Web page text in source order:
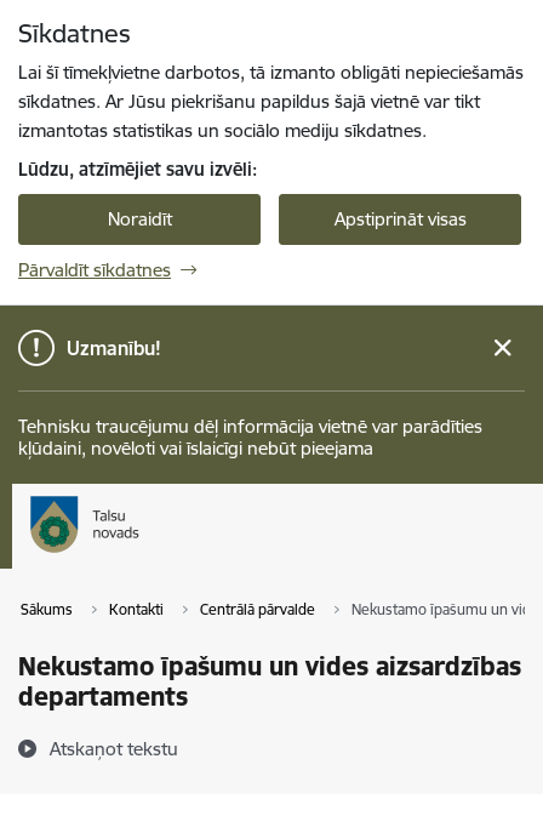
Sīkdatnes
Lai šī tīmekļvietne darbotos, tā izmanto obligāti nepieciešamās
sīkdatnes. Ar Jūsu piekrišanu papildus šajā vietnē var tikt
izmantotas statistikas un sociālo mediju sīkdatnes.
Lūdzu, atzīmējiet savu izvēli:
Noraidīt Apstiprināt visas
Pārvaldīt sīkdatnes
Uzmanību!
Tehnisku traucējumu dēļ informācija vietnē var parādīties
kļūdaini, novēloti vai īslaicīgi nebūt pieejama
Sākums Kontakti Centrālā pārvalde Nekustamo īpašumu un
Nekustamo īpašumu un vides aizsardzības
departaments
Atskaņot tekstu